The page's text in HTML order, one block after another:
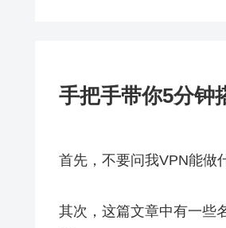
手把手带你5分钟
首先，不要问我VPN能做
其次，这篇文章中有一些